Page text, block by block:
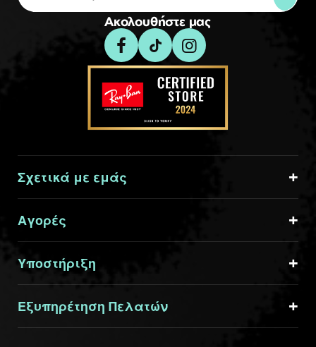
Ακολουθήστε μας
Σχετικά με εμάς
Αγορές
Υποστήριξη
Εξυπηρέτηση Πελατών